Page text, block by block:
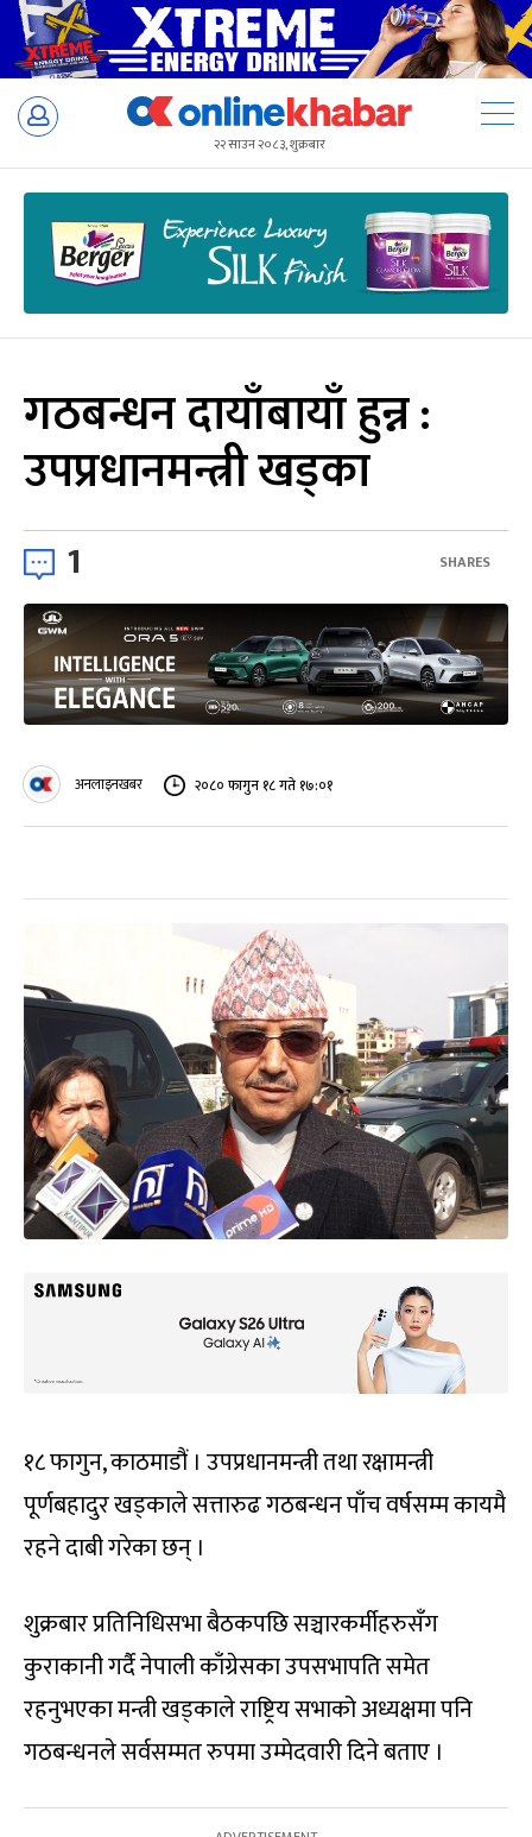
Skip
२२ साउन २०८३, शुक्रबार
गठबन्धन दायाँबायाँ हुन्न :
उपप्रधानमन्त्री खड्का
1 SHARES
अनलाइनखबर २०८० फागुन १८ गते १७:०१
१८ फागुन, काठमाडौं । उपप्रधानमन्त्री तथा रक्षामन्त्री
पूर्णबहादुर खड्काले सत्तारुढ गठबन्धन पाँच वर्षसम्म कायमै
रहने दाबी गरेका छन् ।
शुक्रबार प्रतिनिधिसभा बैठकपछि सञ्चारकर्मीहरुसँग
कुराकानी गर्दै नेपाली काँग्रेसका उपसभापति समेत
रहनुभएका मन्त्री खड्काले राष्ट्रिय सभाको अध्यक्षमा पनि
गठबन्धनले सर्वसम्मत रुपमा उम्मेदवारी दिने बताए ।